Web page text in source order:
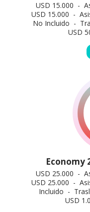
USD 15.000 -
USD 15.000 -
No Incluido -
USD
Economy
USD 25.000 -
USD 25.000 -
Incluido -
USD